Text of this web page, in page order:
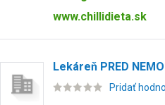
www.chillidieta.sk
Lekáreň PRED
Pridať